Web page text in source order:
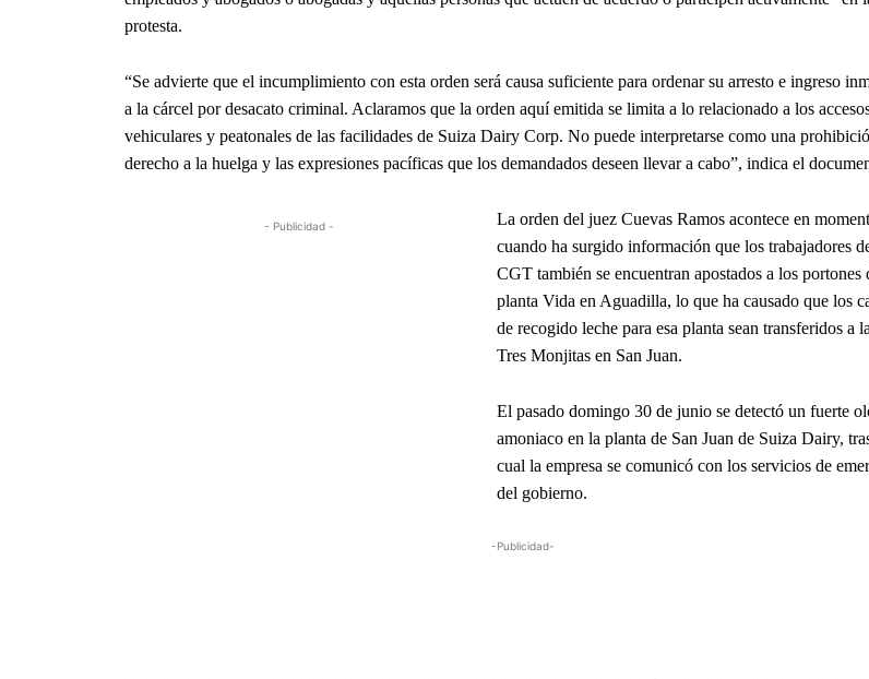
protesta.
“Se advierte que el incumplimiento con esta orden será causa suficiente para ordenar su arresto e ingreso
a la cárcel por desacato criminal. Aclaramos que la orden aquí emitida se limita a lo relacionado a los
vehiculares y peatonales de las facilidades de Suiza Dairy Corp. No puede interpretarse como una
derecho a la huelga y las expresiones pacíficas que los demandados deseen llevar a cabo”, indica el
- Publicidad -
La orden del juez Cuevas Ramos acontece en
cuando ha surgido información que los trabajadores
CGT también se encuentran apostados a los portones
planta Vida en Aguadilla, lo que ha causado que los
de recogido leche para esa planta sean transferidos a
Tres Monjitas en San Juan.
El pasado domingo 30 de junio se detectó un fuerte
amoniaco en la planta de San Juan de Suiza Dairy,
cual la empresa se comunicó con los servicios de
del gobierno.
-Publicidad-